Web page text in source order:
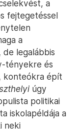
a
fejtegetéssel
a
legalábbis
tényekre és
konteókra épít
úgy
politikai
iskolapéldája a
neki